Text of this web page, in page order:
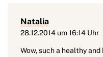
Natalia
28.12.2014 um 16:14 Uhr
Wow, such a healthy